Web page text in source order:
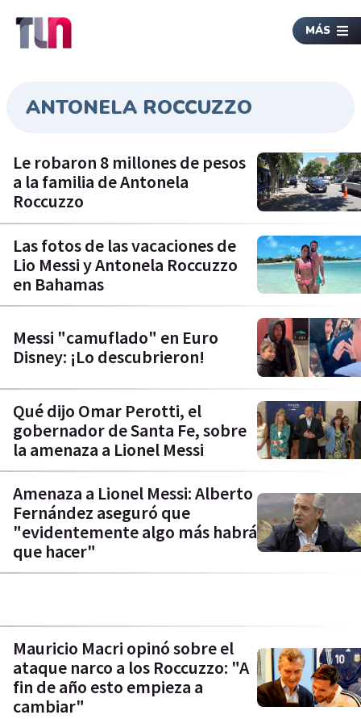
MÁS
ANTONELA ROCCUZZO
Le robaron 8 millones de pesos
a la familia de Antonela
Roccuzzo
Las fotos de las vacaciones de
Lio Messi y Antonela Roccuzzo
en Bahamas
Messi "camuflado" en Euro
Disney: ¡Lo descubrieron!
Qué dijo Omar Perotti, el
gobernador de Santa Fe, sobre
la amenaza a Lionel Messi
Amenaza a Lionel Messi: Alberto
Fernández aseguró que
"evidentemente algo más habrá
que hacer"
Mauricio Macri opinó sobre el
ataque narco a los Roccuzzo: "A
fin de año esto empieza a
cambiar"